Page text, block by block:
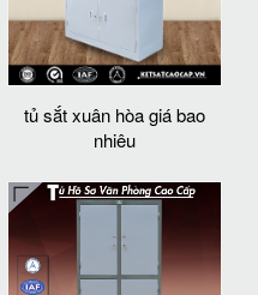
tủ sắt xuân hòa giá bao
nhiêu